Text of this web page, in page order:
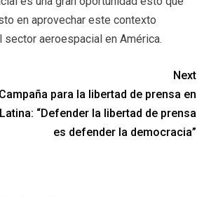
en aprovechar este contexto
aeroespacial en América.
Next
Campaña para la libertad de prensa en
“Defender la libertad de prensa
es defender la democracia”